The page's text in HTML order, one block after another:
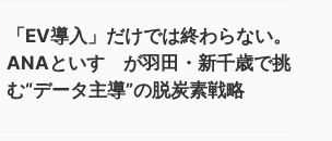
「EV導入」だけでは終わらない。
ANAといすゞが羽田・新千歳で挑
む“データ主導”の脱炭素戦略